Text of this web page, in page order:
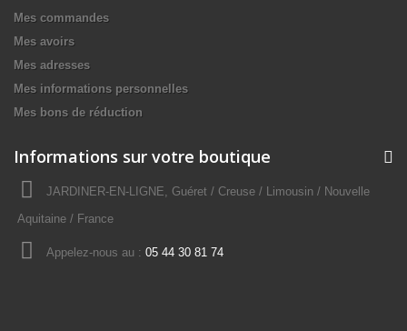
Mes commandes
Mes avoirs
Mes adresses
Mes informations personnelles
Mes bons de réduction
Informations sur votre boutique
JARDINER-EN-LIGNE, Guéret / Creuse / Limousin / Nouvelle
Aquitaine / France
Appelez-nous au : 05 44 30 81 74